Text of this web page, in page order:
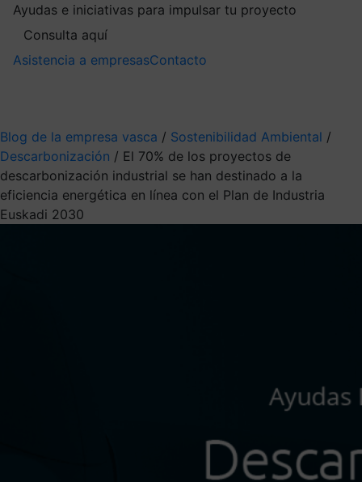
Ayudas e iniciativas para impulsar tu proyecto
Consulta aquí
Asistencia a empresasContacto
Blog de la empresa vasca / Sostenibilidad Ambiental /
Descarbonización / El 70% de los proyectos de
descarbonización industrial se han destinado a la
eficiencia energética en línea con el Plan de Industria
Euskadi 2030